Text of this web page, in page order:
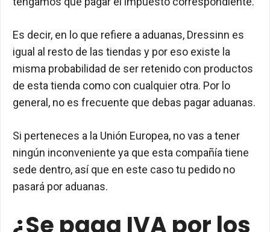
Es decir, en lo que refiere a aduanas, Dressinn es
igual al resto de las tiendas y por eso existe la
misma probabilidad de ser retenido con productos
de esta tienda como con cualquier otra. Por lo
general, no es frecuente que debas pagar aduanas.
Si perteneces a la Unión Europea, no vas a tener
ningún inconveniente ya que esta compañía tiene
sede dentro, así que en este caso tu pedido no
pasará por aduanas.
¿Se paga IVA por los